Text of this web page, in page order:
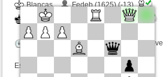
Blancas
Fedeb (1625) (-13)
Negras
Bartola (1690) (+13)
Tiempo: 5 minutes/side + 0 seconds/move
Esta partida es por puntos